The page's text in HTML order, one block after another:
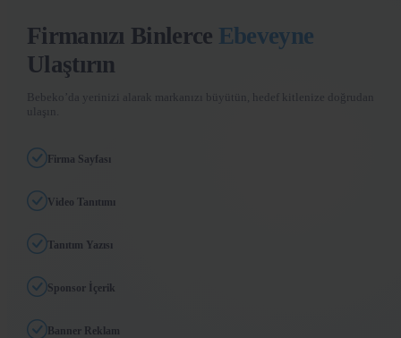
Firmanızı Binlerce Ebeveyne
Ulaştırın
Bebeko’da yerinizi alarak markanızı büyütün, hedef kitlenize doğrudan
ulaşın.
Firma Sayfası
Video Tanıtımı
Tanıtım Yazısı
Sponsor İçerik
Banner Reklam